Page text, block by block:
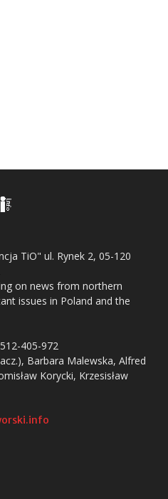
TiO" ul. Rynek 2, 05-120
on news from northern
issues in Poland and the
405-972
Barbara Malewska, Alfred
Korycki, Krzesisław